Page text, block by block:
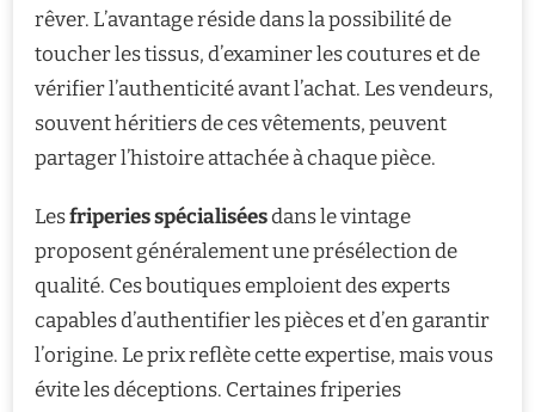
rêver. L’avantage réside dans la possibilité de
toucher les tissus, d’examiner les coutures et de
vérifier l’authenticité avant l’achat. Les vendeurs,
souvent héritiers de ces vêtements, peuvent
partager l’histoire attachée à chaque pièce.
Lesfriperies spécialiséesdans le vintage
proposent généralement une présélection de
qualité. Ces boutiques emploient des experts
capables d’authentifier les pièces et d’en garantir
l’origine. Le prix reflète cette expertise, mais vous
évite les déceptions. Certaines friperies